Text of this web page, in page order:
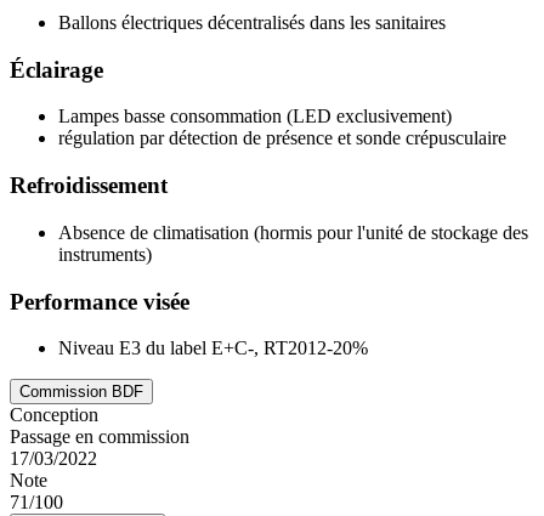
Ballons électriques décentralisés dans les sanitaires
Éclairage
Lampes basse consommation (LED exclusivement)
régulation par détection de présence et sonde crépusculaire
Refroidissement
Absence de climatisation (hormis pour l'unité de stockage des
instruments)
Performance visée
Niveau E3 du label E+C-, RT2012-20%
Commission BDF
Conception
Passage en commission
17/03/2022
Note
71/100